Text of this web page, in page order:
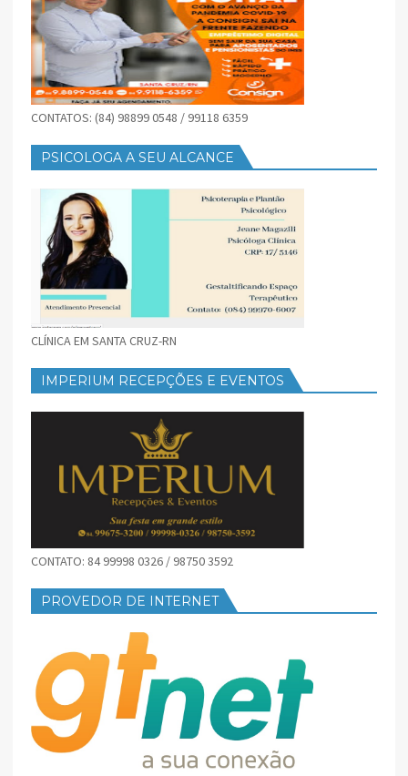
CONTATOS: (84) 98899 0548 / 99118 6359
PSICOLOGA A SEU ALCANCE
CLÍNICA EM SANTA CRUZ-RN
IMPERIUM RECEPÇÕES E EVENTOS
CONTATO: 84 99998 0326 / 98750 3592
PROVEDOR DE INTERNET